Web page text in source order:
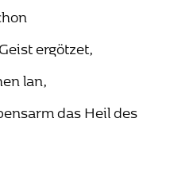
ergötzet,
lan,
das Heil des